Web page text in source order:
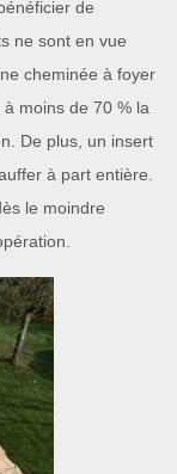
de
ne sont en vue
cheminée à foyer
moins de 70 % la
De plus, un insert
à part entière.
le moindre